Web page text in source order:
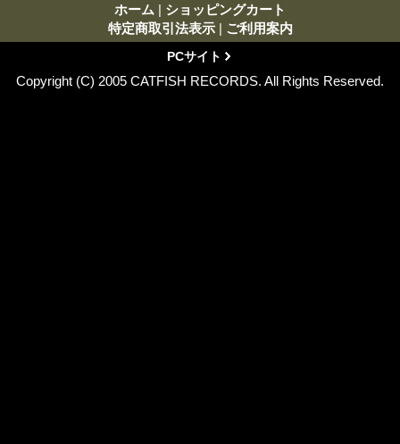
ホーム | ショッピングカート
特定商取引法表示 | ご利用案内
PCサイト
Copyright (C) 2005 CATFISH RECORDS. All Rights Reserved.